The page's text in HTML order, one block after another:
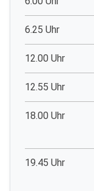
6.25 Uhr
12.00 Uhr
12.55 Uhr
18.00 Uhr
19.45 Uhr